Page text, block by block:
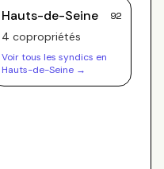
Hauts-de-Seine 92
4 copropriétés
Voir tous les syndics en
Hauts-de-Seine →